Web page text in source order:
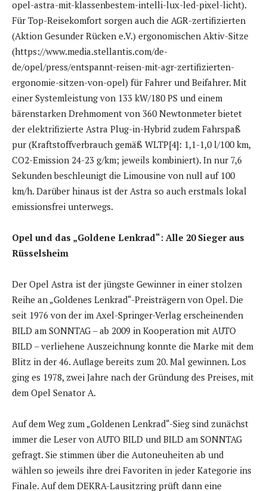
opel-astra-mit-klassenbestem-intelli-lux-led-pixel-licht).
Für Top-Reisekomfort sorgen auch die AGR-zertifizierten
(Aktion Gesunder Rücken e.V.) ergonomischen Aktiv-Sitze
(https://www.media.stellantis.com/de-
de/opel/press/entspannt-reisen-mit-agr-zertifizierten-
ergonomie-sitzen-von-opel) für Fahrer und Beifahrer. Mit
einer Systemleistung von 133 kW/180 PS und einem
bärenstarken Drehmoment von 360 Newtonmeter bietet
der elektrifizierte Astra Plug-in-Hybrid zudem Fahrspaß
pur (Kraftstoffverbrauch gemäß WLTP[4]: 1,1-1,0 l/100 km,
CO2-Emission 24-23 g/km; jeweils kombiniert). In nur 7,6
Sekunden beschleunigt die Limousine von null auf 100
km/h. Darüber hinaus ist der Astra so auch erstmals lokal
emissionsfrei unterwegs.
Opel und das „Goldene Lenkrad“: Alle 20 Sieger aus
Rüsselsheim
Der Opel Astra ist der jüngste Gewinner in einer stolzen
Reihe an „Goldenes Lenkrad“-Preisträgern von Opel. Die
seit 1976 von der im Axel-Springer-Verlag erscheinenden
BILD am SONNTAG – ab 2009 in Kooperation mit AUTO
BILD – verliehene Auszeichnung konnte die Marke mit dem
Blitz in der 46. Auflage bereits zum 20. Mal gewinnen. Los
ging es 1978, zwei Jahre nach der Gründung des Preises, mit
dem Opel Senator A.
Auf dem Weg zum „Goldenen Lenkrad“-Sieg sind zunächst
immer die Leser von AUTO BILD und BILD am SONNTAG
gefragt. Sie stimmen über die Autoneuheiten ab und
wählen so jeweils ihre drei Favoriten in jeder Kategorie ins
Finale. Auf dem DEKRA-Lausitzring prüft dann eine